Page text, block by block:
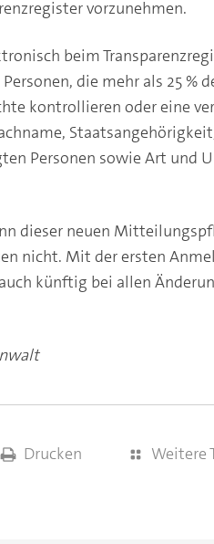
vorzunehmen.
beim
die mehr als 25 %
kontrollieren oder eine
Personen sowie Art und
dieser neuen
nicht. Mit der ersten
künftig bei allen
Drucken Weitere